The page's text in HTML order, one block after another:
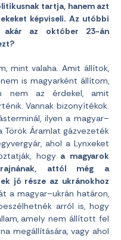
tartja, hanem azt
képviseli. Az utóbbi
akár az október 23-án
mint valaha. Amit állítok,
is magyarként állítom,
nem az érdekel, amit
Vannak bizonyítékok.
ilyen a magyar–
Török Áramlat gázvezeték
ahol a Lynxeket
hogya magyarok
attól még a
jó része az ukránokhoz
a magyar–ukrán határon,
arról is, hogy
amely nem állított fel
megállítására, vagy ahol